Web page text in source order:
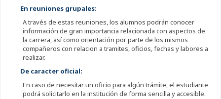
En reuniones grupales:
A través de estas reuniones, los alumnos podrán conocer
información de gran importancia relacionada con aspectos de
la carrera, así como orientación por parte de los mismos
compañeros con relacion a tramites, oficios, fechas y labores a
realizar.
De caracter oficial:
En caso de necesitar un oficio para algún trámite, el estudiante
podrá solicitarlo en la institución de forma sencilla y accesible.